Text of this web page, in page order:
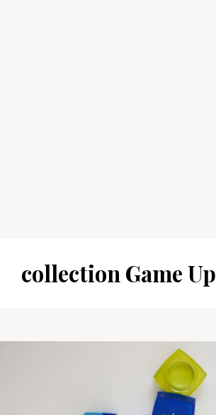
collection Game Up